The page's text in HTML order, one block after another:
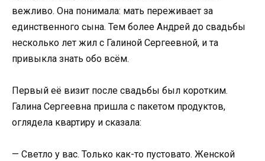
вежливо. Она понимала: мать переживает за
единственного сына. Тем более Андрей до свадьбы
несколько лет жил с Галиной Сергеевной, и та
привыкла знать обо всём.
Первый её визит после свадьбы был коротким.
Галина Сергеевна пришла с пакетом продуктов,
оглядела квартиру и сказала:
— Светло у вас. Только как-то пустовато. Женской